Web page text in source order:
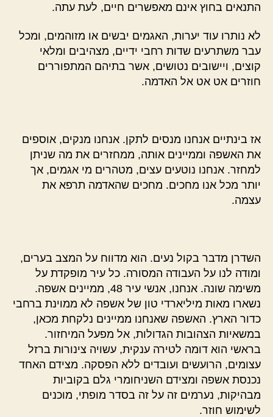
התנאים בחוץ אינם מאפשרים חיים, לעת עתה.
לא נותרו עוד יערות, האגמים יבשים או מזוהמים, ומכל
עבר משתרעים שדות רחבי ידיים, מצהיבים ומלאי
קוצים, ויישובים נטושים, אשר בתיהם המתפוררים
חוזרים אט אט אל האדמה.
אז בינתיים אנחנו מנסים לתקן. אנחנו מנקים, אוספים
את האשפה וממיינים אותה, ממחזרים את מה שניתן
למחזר. אנחנו נוטעים עצים, מטהרים מי אגמים, אך
יותר מכל אנו מחכים. מחכים שהאדמה תרפא את
עצמה.
השדרן מדבר בקול נעים. הוא מדווח על המצב בערים,
ומודה לנו על העבודה המסורה. כל עיר מופקדת על
משימה שונה. אנחנו, אנשי עיר 48, ממיינים אשפה.
נשארו מאות מיליארדי טון של אשפה לא ממוינת ברחבי
כדור הארץ. האשפה שאנחנו ממיינים נלקחת מכאן,
במשאיות הצהובות הגדולות, אל מפעל המיחזור.
בראשי הוא דומה לטירה ענקית, עשויה צינורות ברזל
עצומים, הרועשים ועובדים ללא הפסקה. מצידם האחד
נכנסת אשפה ומצידם השניחומרי גלם בקוביות
מבהיקות, נערמים זה על זה בסדר מופתי, מוכנים
לשימוש חוזר.